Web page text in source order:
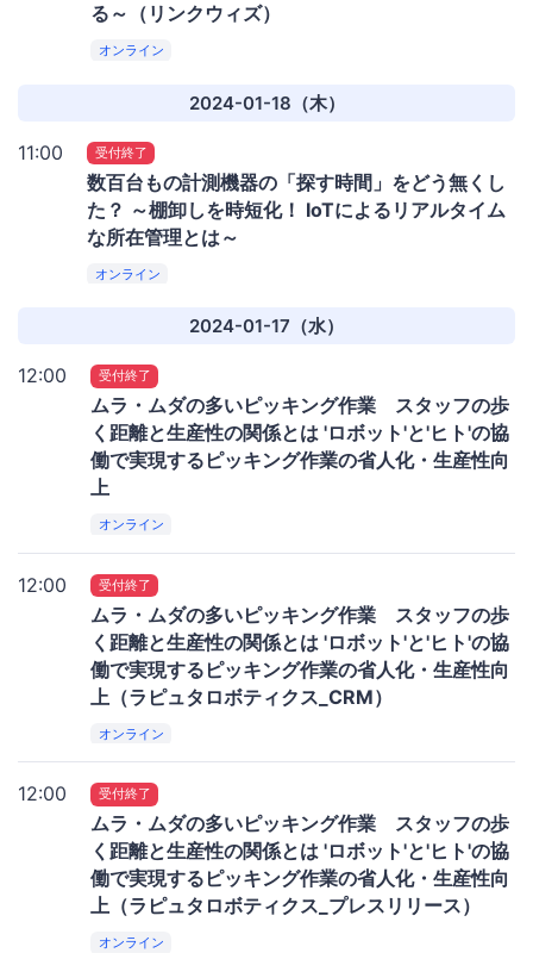
る～（リンクウィズ）
オンライン
2024-01-18（木）
11:00 受付終了
数百台もの計測機器の「探す時間」をどう無くし
た？ ～棚卸しを時短化！ IoTによるリアルタイム
な所在管理とは～
オンライン
2024-01-17（水）
12:00 受付終了
ムラ・ムダの多いピッキング作業 スタッフの歩
く距離と生産性の関係とは 'ロボット'と'ヒト'の協
働で実現するピッキング作業の省人化・生産性向
上
オンライン
12:00 受付終了
ムラ・ムダの多いピッキング作業 スタッフの歩
く距離と生産性の関係とは 'ロボット'と'ヒト'の協
働で実現するピッキング作業の省人化・生産性向
上（ラピュタロボティクス_CRM）
オンライン
12:00 受付終了
ムラ・ムダの多いピッキング作業 スタッフの歩
く距離と生産性の関係とは 'ロボット'と'ヒト'の協
働で実現するピッキング作業の省人化・生産性向
上（ラピュタロボティクス_プレスリリース）
オンライン